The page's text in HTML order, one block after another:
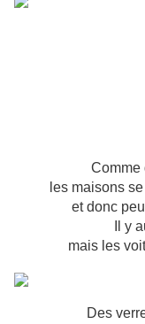
Comme
les maisons
et donc
Il y
mais les
Des